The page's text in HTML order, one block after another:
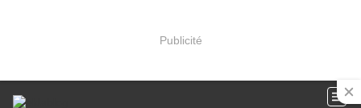
Publicité